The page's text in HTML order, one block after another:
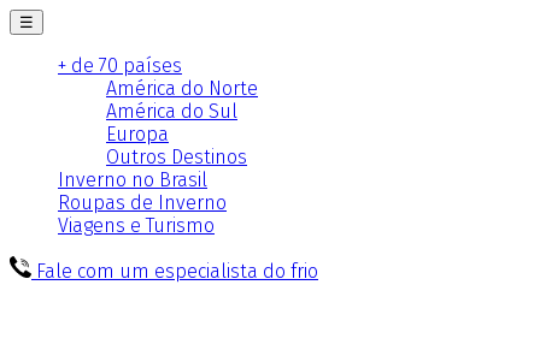
☰
+ de 70 países
América do Norte
América do Sul
Europa
Outros Destinos
Inverno no Brasil
Roupas de Inverno
Viagens e Turismo
Fale com um especialista do frio